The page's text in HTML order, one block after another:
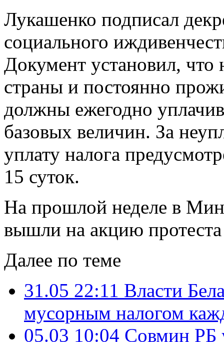
Лукашенко подписал
социального
Документ установил,
страны и постоянно
должны ежегодно
базовых величин. За
уплату налога
15 суток.
На прошлой неделе в
вышли на акцию протеста
Далее по теме
31.05 22:11 Власти
мусорным налогом
05.03 10:04 Совмин РБ